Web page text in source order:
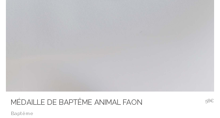
MÉDAILLE DE BAPTÊME ANIMAL FAON
Baptême
58€